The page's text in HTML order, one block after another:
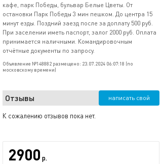
кафе, парк Победы, бульвар Белые Цветы. От
остановки Парк Победы 3 мин пешком. До центра 15
минут езды. Поздний заезд после за доплату 500 руб.
При заселении иметь паспорт, залог 2000 руб. Оплата
принимается наличными. Командировочным
отчётные документы по запросу.
Объявление №148882 размещено: 23.07.2024 06:07:18 (по
московскому времени)
Отзывы написать свой
К сожалению отзывов пока нет.
2900 р.